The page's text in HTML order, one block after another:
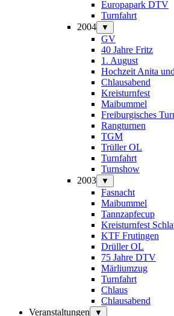
Europapark DTV
Turnfahrt
2004
▼
GV
40 Jahre Fritz
1. August
Hochzeit Anita
Chlausabend
Kreisturnfest
Maibummel
Freiburgisches
Rangturnen
TGM
Trüller OL
Turnfahrt
Turnshow
2003
▼
Fasnacht
Maibummel
Tannzapfecup
Kreisturnfest
KTF Frutingen
Drüller OL
75 Jahre DTV
Märliumzug
Turnfahrt
Chlaus
Chlausabend
Veranstaltungen
▼